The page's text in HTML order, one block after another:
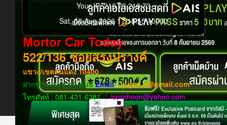
Your IP: 216.73.216.73
Sat, 08 Aug 2026 17:18:55 +0000
Mortor Car Today
522/136ซอยสรงปรางค์
แขวง​/เขต​ดินแดง​10400
ฝากข่าวประชาสัมพันธ์ Email:ipipat.n@gmail.com
โทรศัพท์ : 081-431-6381: icorehoon@yahoo.com